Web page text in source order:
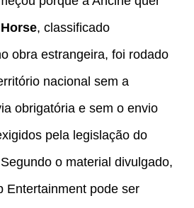
, classificado
obra estrangeira, foi rodado
nacional sem a
obrigatória e sem o envio
pela legislação do
o material divulgado,
Entertainment pode ser